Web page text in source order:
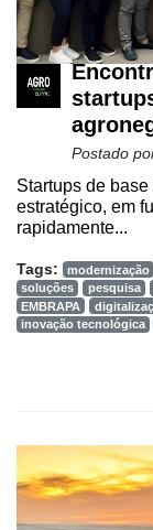
Postado
Startups de
estratégico, em
rapidamente...
Tags: modernização
soluções
pesquisa
EMBRAPA
inovação tecnológica